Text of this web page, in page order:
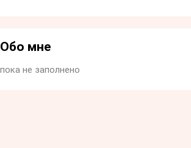
Обо мне
пока не заполнено